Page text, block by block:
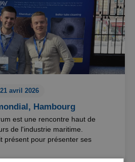
21 avril 2026
Hambourg
est une rencontre haut de
de l'industrie maritime.
présent pour présenter ses